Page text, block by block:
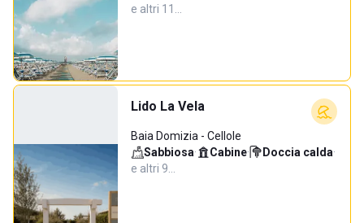
e altri 11…
Lido La Vela
Baia Domizia - Cellole
Sabbiosa· Cabine· Doccia calda·
e altri 9…